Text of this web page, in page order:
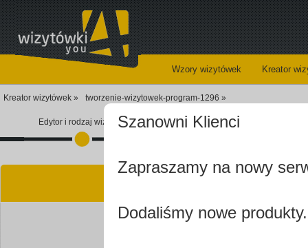
Wzory wizytówek Kreator
Kreator wizytówek » tworzenie-wizytowek-program-1296 »
Edytor i rodzaj wizytówkiSzanowni Klienci
Zapraszamy na nowy
Dodaliśmy nowe